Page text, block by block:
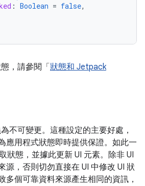
: Boolean = false,
，請參閱「 狀態和 Jetpack
不可變更。這種設定的主要好處，
應用程式狀態即時提供保證。如此一
狀態，並據此更新 UI 元素。除非 UI
源，否則切勿直接在 UI 中修改 UI 狀
多個可靠資料來源產生相同的資訊，